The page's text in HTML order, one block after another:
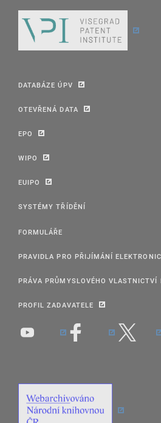
DATABÁZE ÚPV
OTEVŘENÁ DATA
EPO
WIPO
EUIPO
SYSTÉMY TŘÍDĚNÍ
FORMULÁŘE
PRAVIDLA PRO PŘIJÍMÁNÍ
PRÁVA PRŮMYSLOVÉHO VLASTNICTVÍ
PROFIL ZADAVATELE